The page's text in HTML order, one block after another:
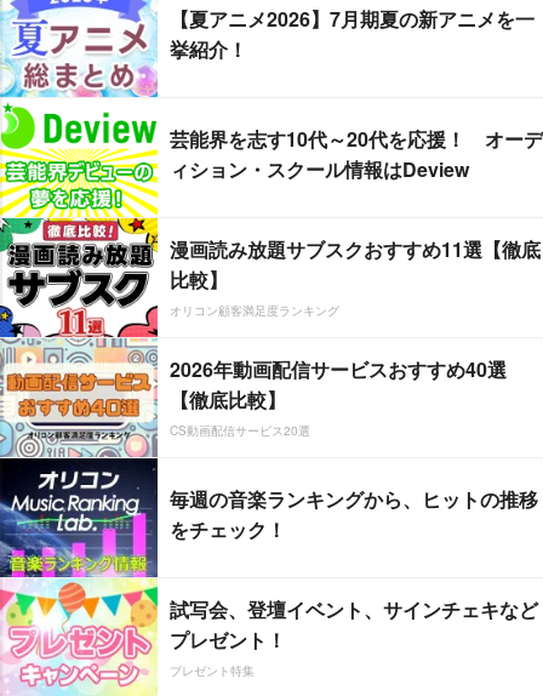
【夏アニメ2026】7月期夏の新アニメを一
挙紹介！
芸能界を志す10代～20代を応援！ オーデ
ィション・スクール情報はDeview
漫画読み放題サブスクおすすめ11選【徹底
比較】
オリコン顧客満足度ランキング
2026年動画配信サービスおすすめ40選
【徹底比較】
CS動画配信サービス20選
毎週の音楽ランキングから、ヒットの推移
をチェック！
試写会、登壇イベント、サインチェキなど
プレゼント！
プレゼント特集